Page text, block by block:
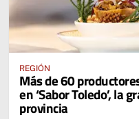
REGIÓN
Más de 60
en ‘Sabor Toledo’, la
provincia